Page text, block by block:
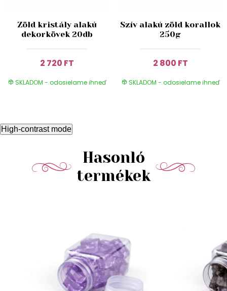
Zöld kristály alakú
dekorkövek 20db
2 720 FT
SKLADOM - odosielame ihneď
Szív alakú zöld korallok
250g
2 800 FT
SKLADOM - odosielame ihneď
High-contrast mode
Hasonló
termékek